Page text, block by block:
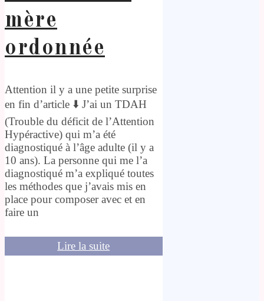
mère
ordonnée
Attention il y a une petite surprise
en fin d’article ⬇️ J’ai un TDAH
(Trouble du déficit de l’Attention
Hypéractive) qui m’a été
diagnostiqué à l’âge adulte (il y a
10 ans). La personne qui me l’a
diagnostiqué m’a expliqué toutes
les méthodes que j’avais mis en
place pour composer avec et en
faire un
Lire la suite